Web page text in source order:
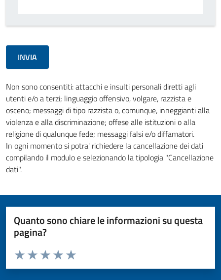
Non sono consentiti: attacchi e insulti personali diretti agli
utenti e/o a terzi; linguaggio offensivo, volgare, razzista e
osceno; messaggi di tipo razzista o, comunque, inneggianti alla
violenza e alla discriminazione; offese alle istituzioni o alla
religione di qualunque fede; messaggi falsi e/o diffamatori.
In ogni momento si potra' richiedere la cancellazione dei dati
compilando il modulo e selezionando la tipologia "Cancellazione
dati".
Quanto sono chiare le informazioni su questa
pagina?
Valuta da 1 a 5 stelle la pagina
Valuta 5 stelle su 5
Valuta 4 stelle su 5
Valuta 3 stelle su 5
Valuta 2 stelle su 5
Valuta 1 stelle su 5